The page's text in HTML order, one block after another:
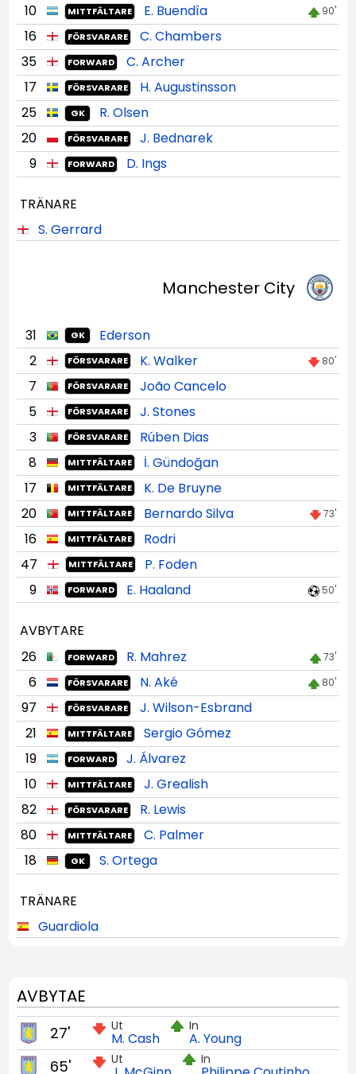
10 MITTFÄLTARE E. Buendía 90'
16 FÖRSVARARE
C. Chambers
35
FORWARD
C. Archer
17
FÖRSVARARE
H. Augustinsson
25
GK
R. Olsen
20
FÖRSVARARE
J. Bednarek
9
FORWARD D. Ings
TRÄNARE
S. Gerrard
Manchester City
31 GK
Ederson
2
FÖRSVARARE K. Walker 80'
7 FÖRSVARARE
João Cancelo
5
FÖRSVARARE
J. Stones
3
FÖRSVARARE
Rúben Dias
8
MITTFÄLTARE
İ. Gündoğan
17
MITTFÄLTARE
K. De Bruyne
20
MITTFÄLTARE Bernardo Silva 73'
16 MITTFÄLTARE
Rodri
47
MITTFÄLTARE
P. Foden
9
FORWARD E. Haaland 50'
AVBYTARE
26
FORWARD R. Mahrez 73'
6 FÖRSVARARE N. Aké 80'
97 FÖRSVARARE
J. Wilson-Esbrand
21
MITTFÄLTARE
Sergio Gómez
19
FORWARD
J. Álvarez
10
MITTFÄLTARE
J. Grealish
82
FÖRSVARARE
R. Lewis
80
MITTFÄLTARE
C. Palmer
18
GK S. Ortega
TRÄNARE
Guardiola
AVBYTAE
Ut
M. Cash
In
A. Young
27'
Ut In
65'